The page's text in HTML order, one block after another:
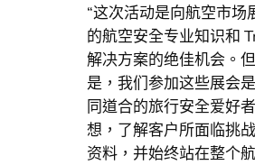
“这次活动是向航空市场
的航空安全专业知识和
解决方案的绝佳机会。
是，我们参加这些展会
同道合的旅行安全爱好
想，了解客户所面临挑
资料，并始终站在整个